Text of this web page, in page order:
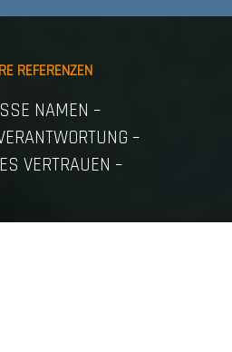
REFERENZEN
NAMEN –
–
VERTRAUEN –